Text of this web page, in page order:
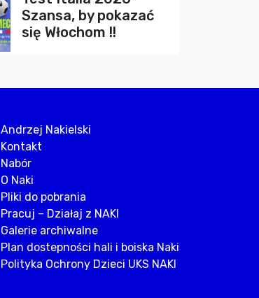
Szansa, by pokazać
się Włochom !!
Andrzej Nakielski
Kontakt
Nabór
O Naki
Pliki do pobrania
Pracuj – Działaj z NAKI
Galerie archiwalne
Plan dostepności hali i boiska Naki
Polityka Ochrony Dzieci UKS NAKI